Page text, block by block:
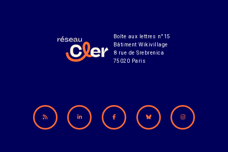
Boîte aux lettres n°15
Bâtiment Wikivillage
8 rue de Srebrenica
75020 Paris